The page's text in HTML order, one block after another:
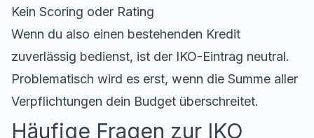
Kein Scoring oder Rating
Wenn du also einen bestehenden Kredit
zuverlässig bedienst, ist der IKO-Eintrag neutral.
Problematisch wird es erst, wenn die Summe aller
Verpflichtungen dein Budget überschreitet.
Häufige Fragen zur IKO